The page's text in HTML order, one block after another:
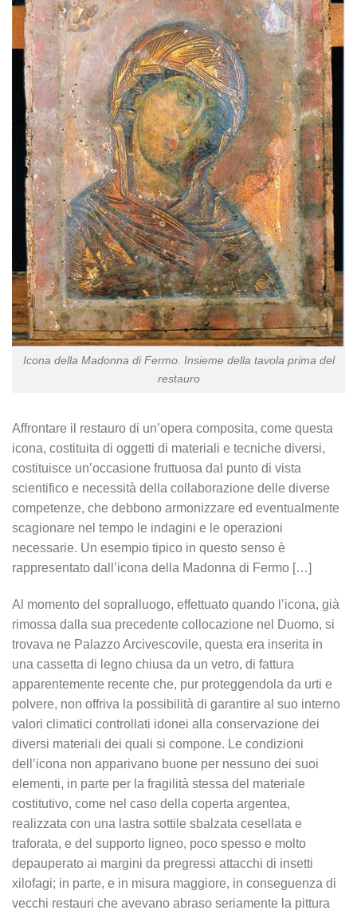
Icona della Madonna di Fermo. Insieme della tavola prima del
restauro
Affrontare il restauro di un’opera composita, come questa
icona, costituita di oggetti di materiali e tecniche diversi,
costituisce un’occasione fruttuosa dal punto di vista
scientifico e necessità della collaborazione delle diverse
competenze, che debbono armonizzare ed eventualmente
scagionare nel tempo le indagini e le operazioni
necessarie. Un esempio tipico in questo senso è
rappresentato dall’icona della Madonna di Fermo […]
Al momento del sopralluogo, effettuato quando l’icona, già
rimossa dalla sua precedente collocazione nel Duomo, si
trovava ne Palazzo Arcivescovile, questa era inserita in
una cassetta di legno chiusa da un vetro, di fattura
apparentemente recente che, pur proteggendola da urti e
polvere, non offriva la possibilità di garantire al suo interno
valori climatici controllati idonei alla conservazione dei
diversi materiali dei quali si compone. Le condizioni
dell’icona non apparivano buone per nessuno dei suoi
elementi, in parte per la fragilità stessa del materiale
costitutivo, come nel caso della coperta argentea,
realizzata con una lastra sottile sbalzata cesellata e
traforata, e del supporto ligneo, poco spesso e molto
depauperato ai margini da pregressi attacchi di insetti
xilofagi; in parte, e in misura maggiore, in conseguenza di
vecchi restauri che avevano abraso seriamente la pittura